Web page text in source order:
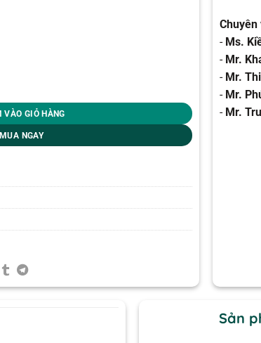
lượng
VÀO GIỎ HÀNG
MUA NGAY
- Ms.
- Mr.
- Mr.
- Mr.
- Mr.
Sản